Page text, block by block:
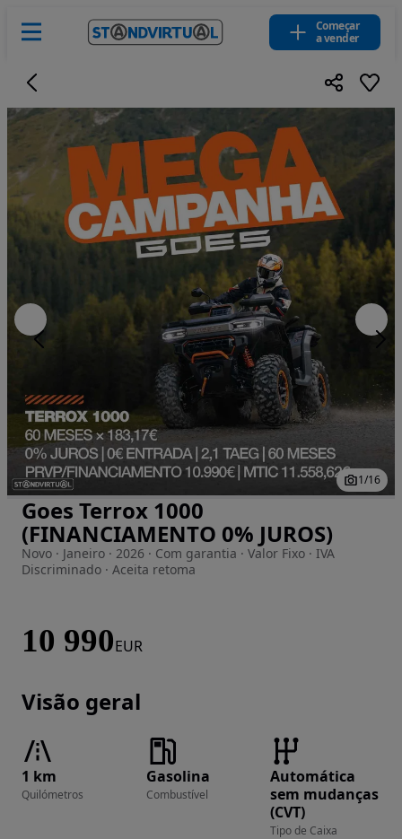
Começar
a vender
Imagem 1 de 16
1/16
Goes Terrox 1000
(FINANCIAMENTO 0% JUROS)
Novo · Janeiro · 2026 · Com garantia · Valor Fixo · IVA
Discriminado · Aceita retoma
10 990EUR
Visão geral
1 km
Quilómetros
Gasolina
Combustível
Automática
sem mudanças
(CVT)
Tipo de Caixa